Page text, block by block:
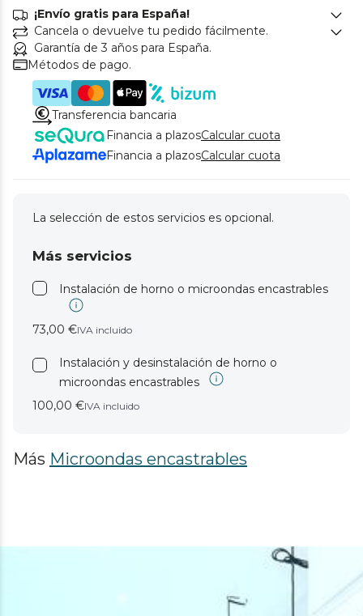
¡Envío gratis para España!
Cancela o devuelve tu pedido fácilmente.
Garantía de 3 años para España.
Métodos de pago.
Transferencia bancaria
Financia a plazosCalcular cuota
Financia a plazosCalcular cuota
La selección de estos servicios es opcional.
Más servicios
Instalación de horno o microondas encastrables
73,00 €IVA incluido
Instalación y desinstalación de horno o
microondas encastrables
100,00 €IVA incluido
Más Microondas encastrables